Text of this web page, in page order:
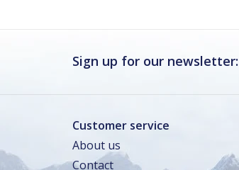
Sign up for our newsletter:
Customer service
About us
Contact
Gesloten
TOT 16 AUG Zomervakantie